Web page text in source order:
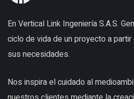
En Vertical Link Ingeniería S.A.S.
ciclo de vida de un proyecto a
sus necesidades.
Nos inspira el cuidado al